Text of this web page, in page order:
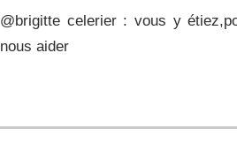
@brigitte celerier : vous y
nous aider